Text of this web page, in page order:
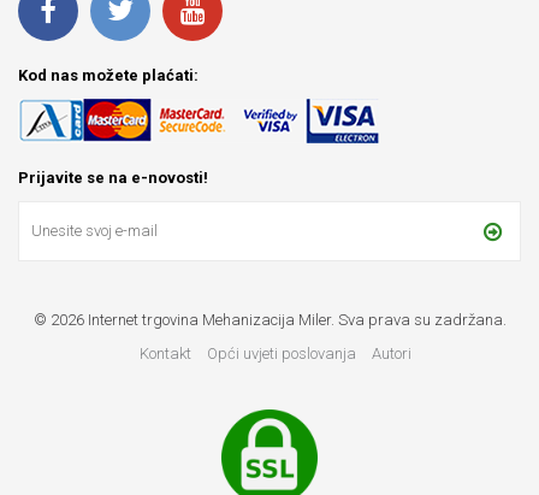
Kod nas možete plaćati:
Prijavite se na e-novosti!
© 2026 Internet trgovina Mehanizacija Miler. Sva prava su zadržana.
Kontakt
Opći uvjeti poslovanja Autori